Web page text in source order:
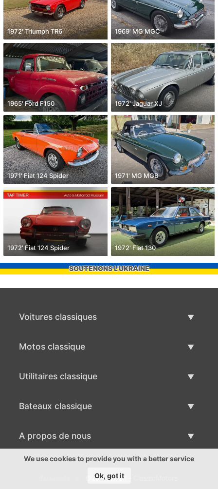
1972' Triumph TR6 1969' MG MGC
1965' Ford F150 1972' Jaguar XJ
1971' Fiat 124 Spider 1971' MG MGB
1972' Fiat 124 Spider 1972' Fiat 130
SOUTENONS L'UKRAINE
Voitures classiques
Motos classique
Utilitaires classique
Bateaux classique
Vends bateau classique
A propos de nous
A propos de nous
©2017-2026 - ClassicMotors
We use cookies to provide you with a better service
Ok, got it